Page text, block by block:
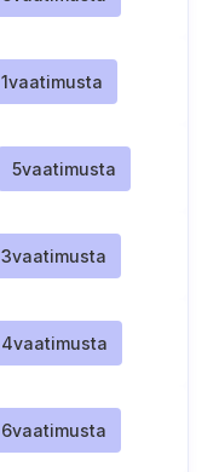
1vaatimusta
5vaatimusta
3vaatimusta
4vaatimusta
6vaatimusta